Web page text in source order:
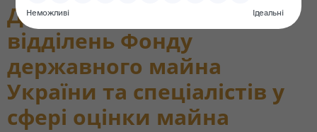
До уваги регіональних
відділень Фонду
державного майна
України та спеціалістів у
сфері оцінки майна